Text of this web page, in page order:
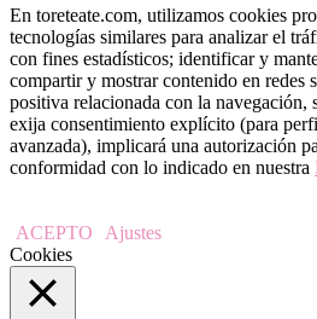
En toreteate.com, utilizamos cookies
tecnologías similares para analizar el
con fines estadísticos; identificar y
compartir y mostrar contenido en redes
positiva relacionada con la navegación,
exija consentimiento explícito (para
avanzada), implicará una autorización
conformidad con lo indicado en nuestra
ACEPTO
Ajustes
Cookies